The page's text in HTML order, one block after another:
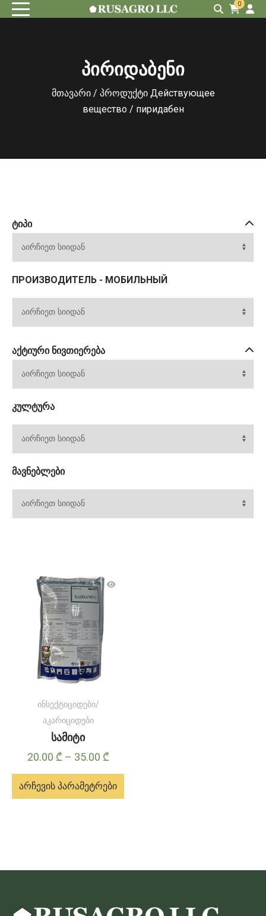
0
პირიდაბენი
მთავარი/ პროდუქტი Действующее
вещество / пиридабен
ᲢᲘᲞᲘ
ПРОИЗВОДИТЕЛЬ - МОБИЛЬНЫЙ
ᲐᲥᲢᲘᲣᲠᲘ ᲜᲘᲕᲗᲘᲔᲠᲔᲑᲐ
ᲙᲣᲚᲢᲣᲠᲐ
ᲛᲐᲕᲜᲔᲑᲚᲔᲑᲘ
ინსექტიციდები/
აკარიციდები
სამიტი
20.00 ₾ – 35.00 ₾Price
range:
20.00 ₾
არჩევის პარამეტრები
შეიძლება